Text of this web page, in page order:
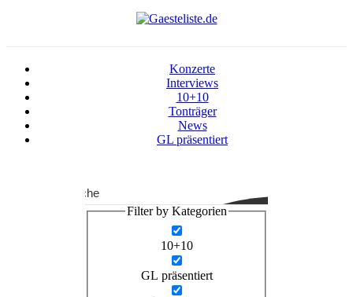
Konzerte
Interviews
10+10
Tonträger
News
GL präsentiert
Suche
Filter by Kategorien
10+10
GL präsentiert